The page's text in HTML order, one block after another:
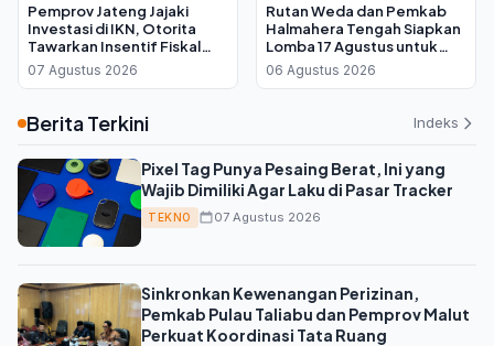
Pemprov Jateng Jajaki
Investasi di IKN, Otorita
Tawarkan Insentif Fiskal
bagi Daerah Mitra
07 Agustus 2026
Rutan Weda dan Pemkab
Halmahera Tengah Siapkan
Lomba 17 Agustus untuk
Warga Binaan, Ini Kata Plh
Kepala Rutan
06 Agustus 2026
Berita Terkini Indeks
Pixel Tag Punya Pesaing Berat, Ini yang
Wajib Dimiliki Agar Laku di Pasar Tracker
TEKNO 07 Agustus 2026
Sinkronkan Kewenangan Perizinan,
Pemkab Pulau Taliabu dan Pemprov Malut
Perkuat Koordinasi Tata Ruang